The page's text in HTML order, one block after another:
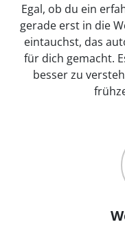
Egal, ob du ein
gerade erst in die
eintauchst, das
für dich gemacht.
besser zu